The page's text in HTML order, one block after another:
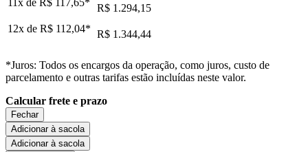
R$ 1.294,15
12x de R$ 112,04* R$ 1.344,44
*Juros: Todos os encargos da operação, como juros, custo de
parcelamento e outras tarifas estão incluídas neste valor.
Calcular frete e prazo
Fechar
Adicionar à sacola
Adicionar à sacola